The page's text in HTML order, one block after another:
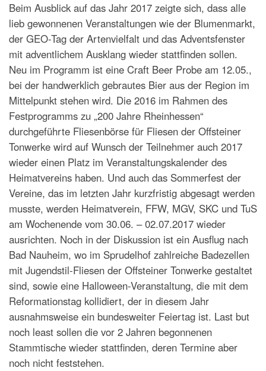
Beim Ausblick auf das Jahr 2017 zeigte sich, dass alle
lieb gewonnenen Veranstaltungen wie der Blumenmarkt,
der GEO-Tag der Artenvielfalt und das Adventsfenster
mit adventlichem Ausklang wieder stattfinden sollen.
Neu im Programm ist eine Craft Beer Probe am 12.05.,
bei der handwerklich gebrautes Bier aus der Region im
Mittelpunkt stehen wird. Die 2016 im Rahmen des
Festprogramms zu „200 Jahre Rheinhessen“
durchgeführte Fliesenbörse für Fliesen der Offsteiner
Tonwerke wird auf Wunsch der Teilnehmer auch 2017
wieder einen Platz im Veranstaltungskalender des
Heimatvereins haben. Und auch das Sommerfest der
Vereine, das im letzten Jahr kurzfristig abgesagt werden
musste, werden Heimatverein, FFW, MGV, SKC und TuS
am Wochenende vom 30.06. – 02.07.2017 wieder
ausrichten. Noch in der Diskussion ist ein Ausflug nach
Bad Nauheim, wo im Sprudelhof zahlreiche Badezellen
mit Jugendstil-Fliesen der Offsteiner Tonwerke gestaltet
sind, sowie eine Halloween-Veranstaltung, die mit dem
Reformationstag kollidiert, der in diesem Jahr
ausnahmsweise ein bundesweiter Feiertag ist. Last but
noch least sollen die vor 2 Jahren begonnenen
Stammtische wieder stattfinden, deren Termine aber
noch nicht feststehen.